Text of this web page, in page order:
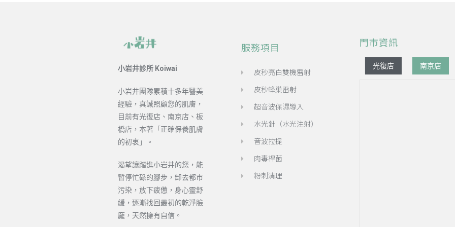
小岩井診所 Koiwai
小岩井團隊累積十多年醫美
經驗，真誠照顧您的肌膚，
目前有光復店、南京店、板
橋店，本著「正確保養肌膚
的初衷」。
渴望讓踏進小岩井的您，能
暫停忙碌的腳步，卸去都市
污染，放下疲憊，身心靈舒
緩，逐漸找回最初的乾淨臉
龐，天然擁有自信。
服務項目
皮秒亮白雙機雷射
皮秒蜂巢雷射
超音波保濕導入
水光針（水光注射）
音波拉提
肉毒桿菌
粉刺清理
門市資訊
光復店 南京店